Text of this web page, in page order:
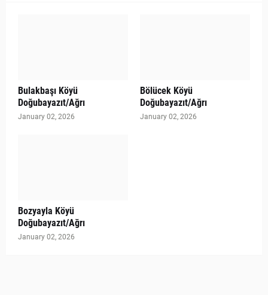
Bulakbaşı Köyü
Doğubayazıt/Ağrı
January 02, 2026
Bölücek Köyü
Doğubayazıt/Ağrı
January 02, 2026
Bozyayla Köyü
Doğubayazıt/Ağrı
January 02, 2026